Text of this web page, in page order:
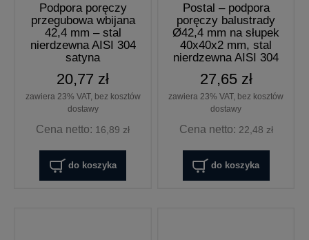
Podpora poręczy
przegubowa wbijana
42,4 mm – stal
nierdzewna AISI 304
satyna
20,77 zł
zawiera 23% VAT, bez kosztów
dostawy
Cena netto: 16,89 zł
do koszyka
Postal – podpora
poręczy balustrady
Ø42,4 mm na słupek
40x40x2 mm, stal
nierdzewna AISI 304
27,65 zł
zawiera 23% VAT, bez kosztów
dostawy
Cena netto: 22,48 zł
do koszyka